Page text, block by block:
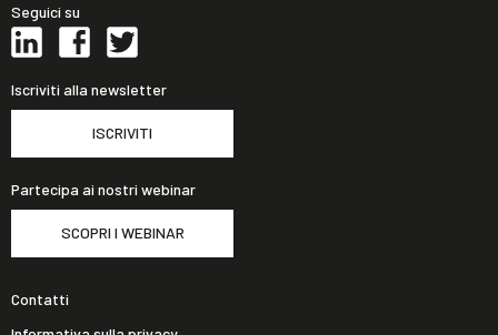
Seguici su
Iscriviti alla newsletter
ISCRIVITI
Partecipa ai nostri webinar
SCOPRI I WEBINAR
Contatti